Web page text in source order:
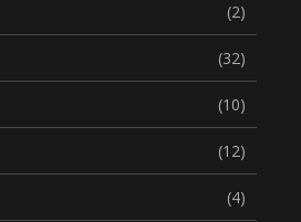
(2)
(32)
(10)
(12)
(4)